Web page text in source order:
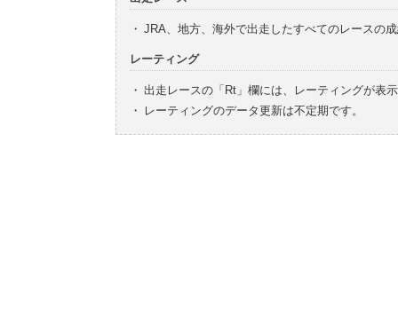
・ JRA、地方、海外で出走したすべてのレースの
レーティング
・ 出走レースの「Rt」欄には、レーティングが表
・
レーティングのデータ更新は不定期です。